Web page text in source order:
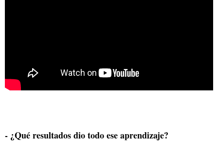
- ¿Qué resultados dio todo ese aprendizaje?